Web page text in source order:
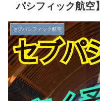
パシフィック航空】
セブパシフィック航空